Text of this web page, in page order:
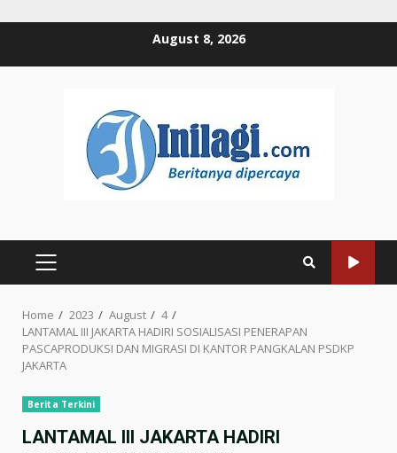
August 8, 2026
PRIMARY
Home 2023 August
4
LANTAMAL III JAKARTA HADIRI SOSIALISASI PENERAPAN
PASCAPRODUKSI DAN MIGRASI DI KANTOR PANGKALAN PSDKP
JAKARTA
Berita Terkini
LANTAMAL III JAKARTA HADIRI